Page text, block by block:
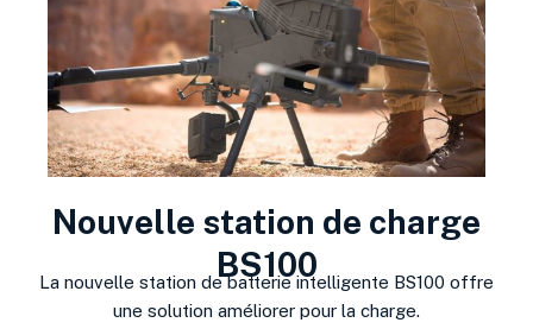
Nouvelle station de charge
BS100
La nouvelle station de batterie intelligente BS100 offre
une solution améliorer pour la charge.